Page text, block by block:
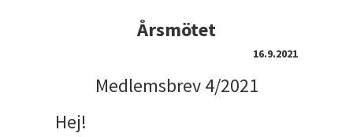
Årsmötet
16.9.2021
Medlemsbrev 4/2021
Hej!